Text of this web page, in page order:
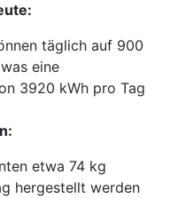
täglich auf 900
eine
3920 kWh pro Tag
etwa 74 kg
hergestellt werden